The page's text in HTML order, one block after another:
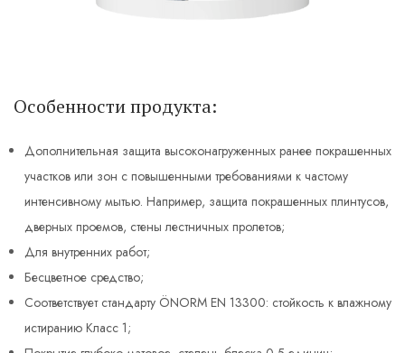
Особенности продукта:
Дополнительная защита высоконагруженных ранее покрашенных
участков или зон с повышенными требованиями к частому
интенсивному мытью. Например, защита покрашенных плинтусов,
дверных проемов, стены лестничных пролетов;
Для внутренних работ;
Бесцветное средство;
Соответствует стандарту ÖNORM EN 13300: стойкость к влажному
истиранию Класс 1;